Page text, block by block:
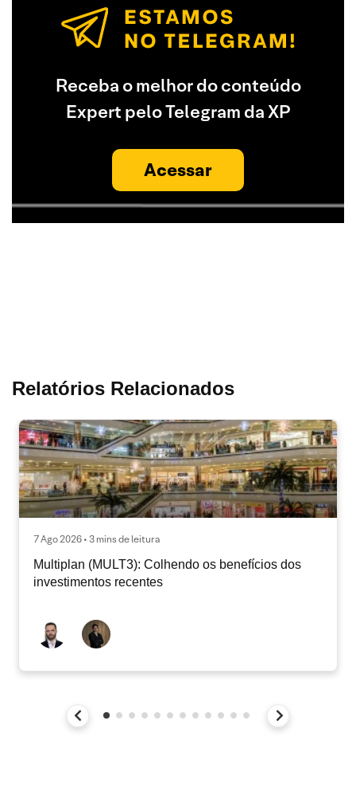
Receba o melhor do conteúdo
Expert pelo Telegram da XP
Acessar
Relatórios Relacionados
7 Ago 2026 • 3 mins de leitura
Multiplan (MULT3): Colhendo os benefícios dos
investimentos recentes